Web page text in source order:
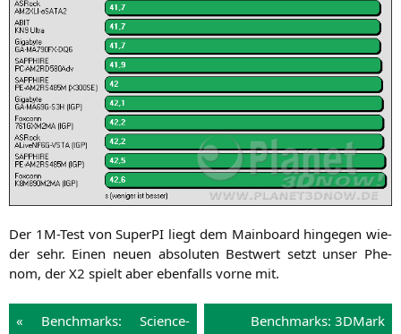
Der 1M-Test von Super­PI liegt dem Main­board hin­ge­gen wie­
der sehr. Einen neu­en abso­lu­ten Best­wert setzt unser Phe­
nom, der X2 spielt aber eben­falls vor­ne mit.
« Bench­marks: Sci­ence­
Bench­marks: 3DMark